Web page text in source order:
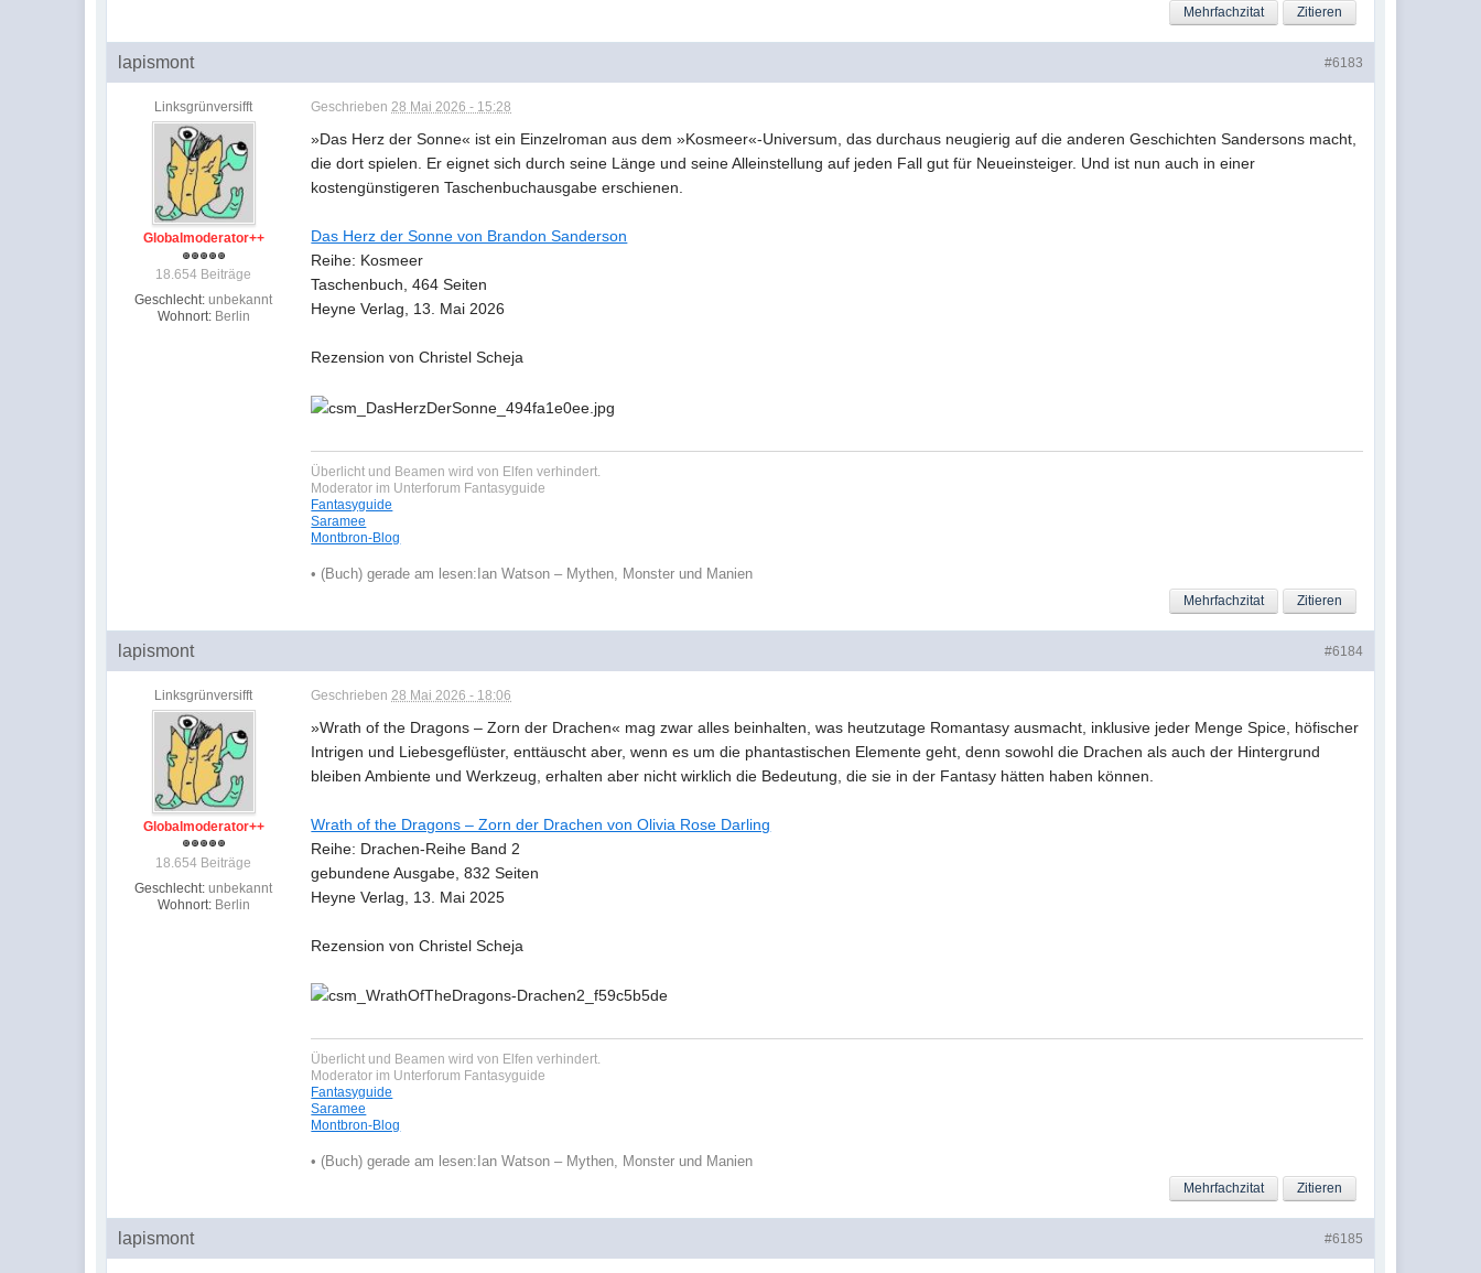
Zitieren
Mehrfachzitat
#6183
lapismont
Linksgrünversifft
Globalmoderator++
18.654 Beiträge
Geschlecht: unbekannt
Wohnort: Berlin
Geschrieben28 Mai 2026 - 15:28
»Das Herz der Sonne« ist ein Einzelroman aus dem »Kosmeer«-Universum, das durchaus neugierig auf die anderen Geschichten Sandersons macht,
die dort spielen. Er eignet sich durch seine Länge und seine Alleinstellung auf jeden Fall gut für Neueinsteiger. Und ist nun auch in einer
kostengünstigeren Taschenbuchausgabe erschienen.
Das Herz der Sonne von Brandon Sanderson
Reihe: Kosmeer
Taschenbuch, 464 Seiten
Heyne Verlag, 13. Mai 2026
Rezension von Christel Scheja
Überlicht und Beamen wird von Elfen verhindert.
Moderator im Unterforum Fantasyguide
Fantasyguide
Saramee
Montbron-Blog
• (Buch) gerade am lesen:Ian Watson – Mythen, Monster und Manien
Zitieren
Mehrfachzitat
#6184
lapismont
Linksgrünversifft
Globalmoderator++
18.654 Beiträge
Geschlecht: unbekannt
Wohnort: Berlin
Geschrieben 28 Mai 2026 - 18:06
»Wrath of the Dragons – Zorn der Drachen« mag zwar alles beinhalten, was heutzutage Romantasy ausmacht, inklusive jeder Menge Spice, höfischer
Intrigen und Liebesgeflüster, enttäuscht aber, wenn es um die phantastischen Elemente geht, denn sowohl die Drachen als auch der Hintergrund
bleiben Ambiente und Werkzeug, erhalten aber nicht wirklich die Bedeutung, die sie in der Fantasy hätten haben können.
Wrath of the Dragons – Zorn der Drachen von Olivia Rose Darling
Reihe: Drachen-Reihe Band 2
gebundene Ausgabe, 832 Seiten
Heyne Verlag, 13. Mai 2025
Rezension von Christel Scheja
Überlicht und Beamen wird von Elfen verhindert.
Moderator im Unterforum Fantasyguide
Fantasyguide
Saramee
Montbron-Blog
• (Buch) gerade am lesen: Ian Watson – Mythen, Monster und Manien
Zitieren
Mehrfachzitat
#6185
lapismont